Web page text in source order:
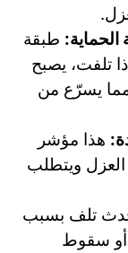
طبقة
تلفت، يصبح
يسرّع من
هذا مؤشر
ويتطلب
تلف بسبب
أو سقوط